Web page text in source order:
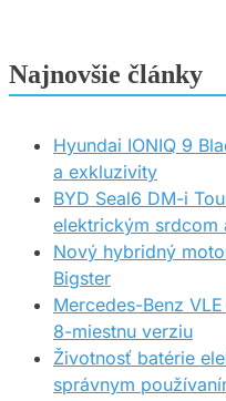
Najnovšie články
Hyundai IONIQ 9
a exkluzivity
BYD Seal6 DM-i
elektrickým srdcom
Nový hybridný
Bigster
Mercedes-Benz
8-miestnu verziu
Životnosť batérie
správnym